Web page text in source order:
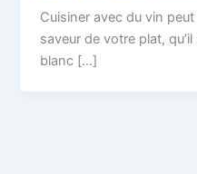
Cuisiner avec du vin
saveur de votre plat, qu’il
blanc […]